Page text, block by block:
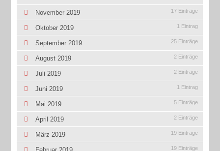
November 2019 17 Einträge
Oktober 2019 1 Eintrag
September 2019 25 Einträge
August 2019 2 Einträge
Juli 2019 2 Einträge
Juni 2019 1 Eintrag
Mai 2019 5 Einträge
April 2019 2 Einträge
März 2019 19 Einträge
19 Einträge